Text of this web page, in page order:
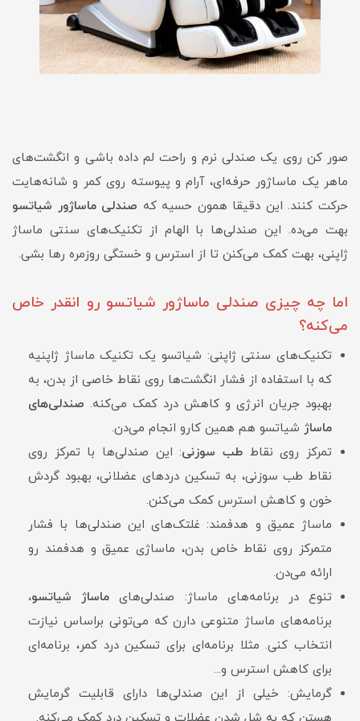
صور کن روی یک صندلی نرم و راحت لم داده باشی و انگشت‌های
ماهر یک ماساژور حرفه‌ای، آرام و پیوسته روی کمر و شانه‌هایت
حرکت کنند. این دقیقا همون حسیه که صندلی ماساژور شیاتسو
بهت می‌ده. این صندلی‌ها با الهام از تکنیک‌های سنتی ماساژ
ژاپنی، بهت کمک می‌کنن تا از استرس و خستگی روزمره رها بشی.
اما چه چیزی صندلی ماساژور شیاتسو رو انقدر خاص
می‌کنه؟
تکنیک‌های سنتی ژاپنی: شیاتسو یک تکنیک ماساژ ژاپنیه
که با استفاده از فشار انگشت‌ها روی نقاط خاصی از بدن، به
بهبود جریان انرژی و کاهش درد کمک می‌کنه. صندلی‌های
ماساژ شیاتسو هم همین کارو انجام می‌دن.
تمرکز روی نقاط طب سوزنی: این صندلی‌ها با تمرکز روی
نقاط طب سوزنی، به تسکین دردهای عضلانی، بهبود گردش
خون و کاهش استرس کمک می‌کنن.
ماساژ عمیق و هدفمند: غلتک‌های این صندلی‌ها با فشار
متمرکز روی نقاط خاص بدن، ماساژی عمیق و هدفمند رو
ارائه می‌دن.
تنوع در برنامه‌های ماساژ: صندلی‌های ماساژ شیاتسو،
برنامه‌های ماساژ متنوعی دارن که می‌تونی براساس نیازت
انتخاب کنی. مثلا برنامه‌ای برای تسکین درد کمر، برنامه‌ای
برای کاهش استرس و...
گرمایش: خیلی از این صندلی‌ها دارای قابلیت گرمایش